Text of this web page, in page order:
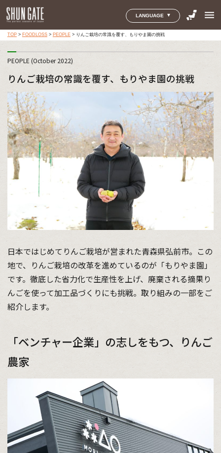
LANGUAGE menu
TOP> FOODLOSS> PEOPLE> りんご栽培の常識を覆す、もりやま園の挑戦
PEOPLE (October 2022)
りんご栽培の常識を覆す、もりやま園の挑戦
日本ではじめてりんご栽培が営まれた青森県弘前市。この
地で、りんご栽培の改革を進めているのが「もりやま園」
です。徹底した省力化で生産性を上げ、廃棄される摘果り
んごを使って加工品づくりにも挑戦。取り組みの一部をご
紹介します。
「ベンチャー企業」の志しをもつ、りんご
農家